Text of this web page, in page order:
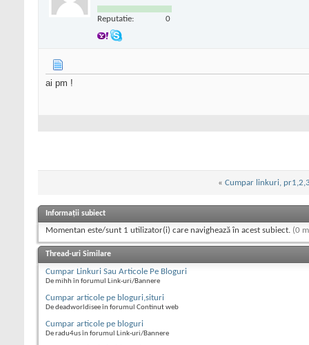
Reputatie: 0
ai pm !
« Cumpar linkuri,
Informații subiect
Momentan este/sunt 1 utilizator(i) care navighează în acest subiect. (0
Thread-uri Similare
Cumpar Linkuri Sau Articole Pe Bloguri
De mihh în forumul Link-uri/Bannere
Cumpar articole pe bloguri,situri
De deadworldisee în forumul Continut web
Cumpar articole pe bloguri
De radu4us în forumul Link-uri/Bannere